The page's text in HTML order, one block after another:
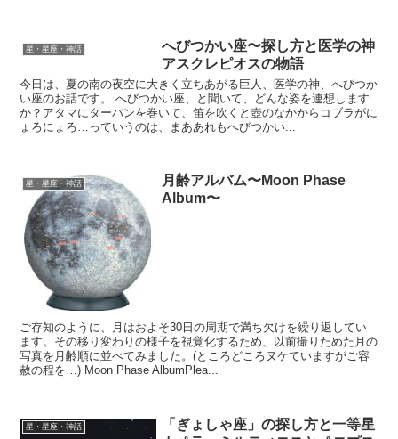
星・星座・神話
へびつかい座〜探し方と医学の神
アスクレピオスの物語
今日は、夏の南の夜空に大きく立ちあがる巨人、医学の神、へびつか
い座のお話です。 へびつかい座、と聞いて、どんな姿を連想します
か？アタマにターバンを巻いて、笛を吹くと壺のなかからコブラがに
ょろにょろ…っていうのは、まああれもへびつかい...
星・星座・神話
月齢アルバム〜Moon Phase
Album〜
ご存知のように、月はおよそ30日の周期で満ち欠けを繰り返してい
ます。その移り変わりの様子を視覚化するため、以前撮りためた月の
写真を月齢順に並べてみました。(ところどころヌケていますがご容
赦の程を…) Moon Phase AlbumPlea...
星・星座・神話
「ぎょしゃ座」の探し方と一等星